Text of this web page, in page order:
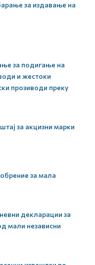
за издавање на
за подигање на
и жестоки
прозиводи преку
за акцизни марки
за мала
декларации за
мали независни